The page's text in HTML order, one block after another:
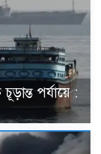
পর্যায়ে :